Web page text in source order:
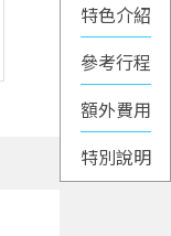
特色介紹